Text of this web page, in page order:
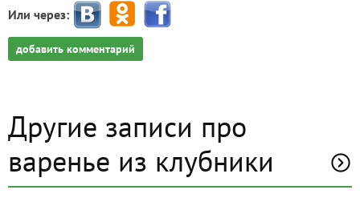
Или через:
добавить комментарий
Другие записи про
варенье из клубники